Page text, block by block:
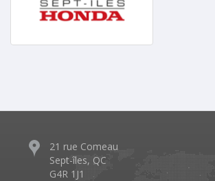
21 rue Comeau
Sept-îles, QC
G4R 1J1